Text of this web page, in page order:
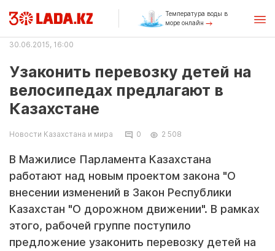
Температура воды в
море онлайн
30.06.2015, 16:00
Узаконить перевозку детей на
велосипедах предлагают в
Казахстане
Новости Казахстана и мира 0 2 508
В Мажилисе Парламента Казахстана
работают над новым проектом закона "О
внесении изменений в Закон Республики
Казахстан "О дорожном движении". В рамках
этого, рабочей группе поступило
предложение узаконить перевозку детей на